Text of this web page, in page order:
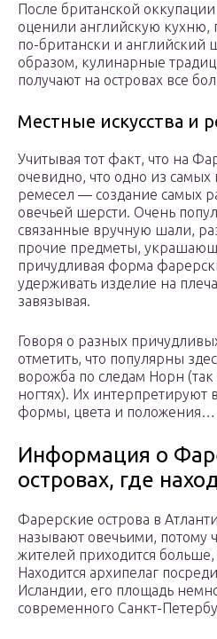
После британской
оценили английскую кухню,
по-британски и английский
образом, кулинарные
получают на островах все
Местные искусства и
Учитывая тот факт, что на
очевидно, что одно из самых
ремесел — создание самых
овечьей шерсти. Очень
связанные вручную шали,
прочие предметы,
причудливая форма
удерживать изделие на
завязывая.
Говоря о разных
отметить, что популярны
ворожба по следам Норн
ногтях). Их интерпретируют
формы, цвета и положения…
Информация о
островах, где
Фарерские острова в
называют овечьими, потому
жителей приходится
Находится архипелаг
Исландии, его площадь
современного Санкт-